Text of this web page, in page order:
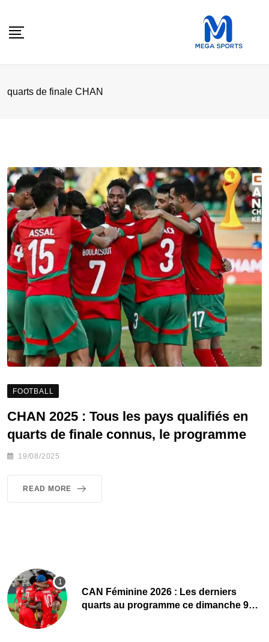
quarts de finale CHAN
FOOTBALL
CHAN 2025 : Tous les pays qualifiés en
quarts de finale connus, le programme
19/08/2025
READ MORE
CAN Féminine 2026 : Les derniers
quarts au programme ce dimanche 9